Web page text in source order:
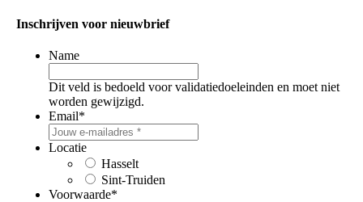
Inschrijven voor nieuwbrief
Name
Dit veld is bedoeld voor validatiedoeleinden en moet niet
worden gewijzigd.
Email*
Locatie
Hasselt
Sint-Truiden
Voorwaarde*